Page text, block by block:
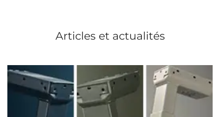
Articles et actualités